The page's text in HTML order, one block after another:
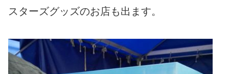
スターズグッズのお店も出ます。